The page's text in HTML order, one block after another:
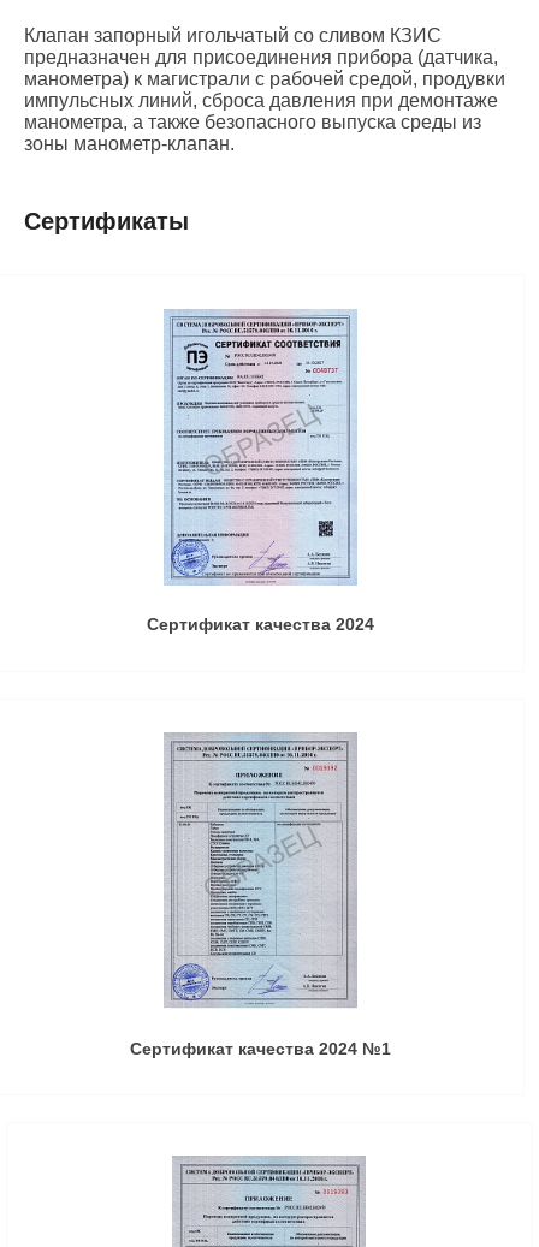
Клапан запорный игольчатый со сливом КЗИС
предназначен для присоединения прибора (датчика,
манометра) к магистрали с рабочей средой, продувки
импульсных линий, сброса давления при демонтаже
манометра, а также безопасного выпуска среды из
зоны манометр-клапан.
Сертификаты
Сертификат качества 2024
Сертификат качества 2024 №1